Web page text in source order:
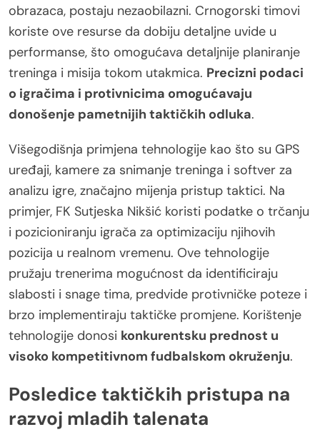
obrazaca, postaju nezaobilazni. Crnogorski timovi
koriste ove resurse da dobiju detaljne uvide u
performanse, što omogućava detaljnije planiranje
treninga i misija tokom utakmica. Precizni podaci
o igračima i protivnicima omogućavaju
donošenje pametnijih taktičkih odluka.
Višegodišnja primjena tehnologije kao što su GPS
uređaji, kamere za snimanje treninga i softver za
analizu igre, značajno mijenja pristup taktici. Na
primjer, FK Sutjeska Nikšić koristi podatke o trčanju
i pozicioniranju igrača za optimizaciju njihovih
pozicija u realnom vremenu. Ove tehnologije
pružaju trenerima mogućnost da identificiraju
slabosti i snage tima, predvide protivničke poteze i
brzo implementiraju taktičke promjene. Korištenje
tehnologije donosi konkurentsku prednost u
visoko kompetitivnom fudbalskom okruženju.
Posledice taktičkih pristupa na
razvoj mladih talenata